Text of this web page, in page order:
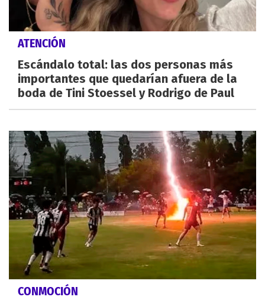
ATENCIÓN
Escándalo total: las dos personas más
importantes que quedarían afuera de la
boda de Tini Stoessel y Rodrigo de Paul
CONMOCIÓN